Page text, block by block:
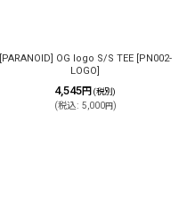
[PARANOID] OG logo S/S TEE [PN002-
LOGO]
4,545円 (税別)
(税込: 5,000円)